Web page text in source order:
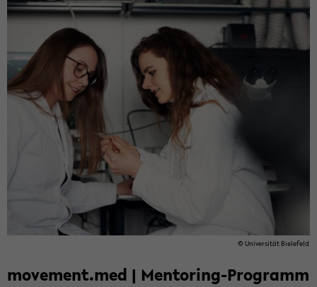
© Uni­ver­si­tät Bie­le­feld
mo­vement.med | Mentoring-​Programm